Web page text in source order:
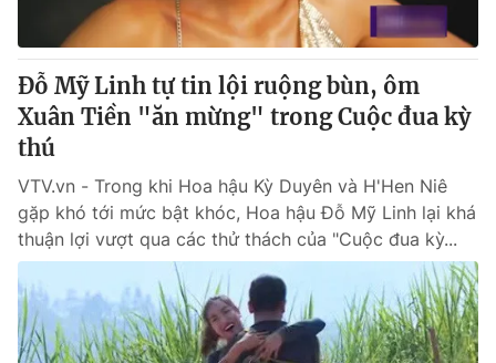
Đỗ Mỹ Linh tự tin lội ruộng bùn, ôm
Xuân Tiền "ăn mừng" trong Cuộc đua kỳ
thú
VTV.vn - Trong khi Hoa hậu Kỳ Duyên và H'Hen Niê
gặp khó tới mức bật khóc, Hoa hậu Đỗ Mỹ Linh lại khá
thuận lợi vượt qua các thử thách của "Cuộc đua kỳ...